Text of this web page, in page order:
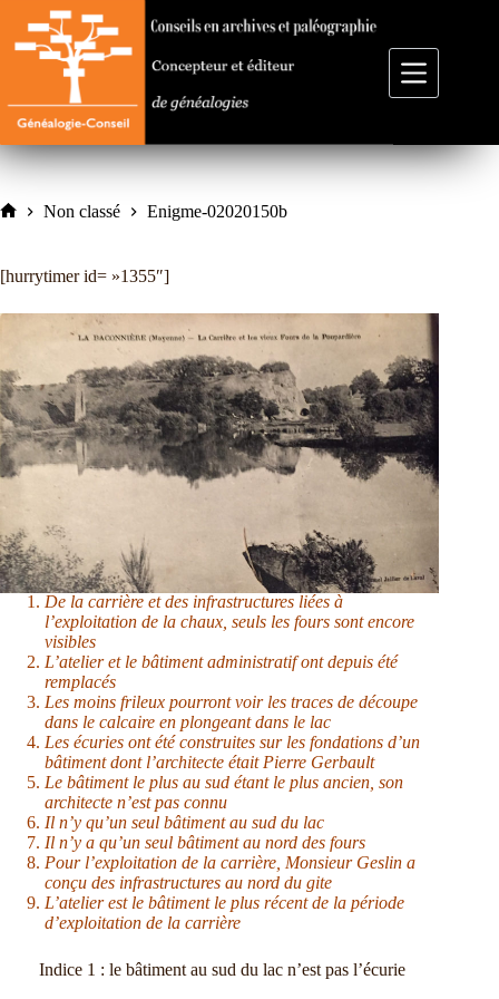
contenu
Non classé Enigme-02020150b
[hurrytimer id= »1355″]
De la carrière et des infrastructures liées à
l’exploitation de la chaux, seuls les fours sont encore
visibles
L’atelier et le bâtiment administratif ont depuis été
remplacés
Les moins frileux pourront voir les traces de découpe
dans le calcaire en plongeant dans le lac
Les écuries ont été construites sur les fondations d’un
bâtiment dont l’architecte était Pierre Gerbault
Le bâtiment le plus au sud étant le plus ancien, son
architecte n’est pas connu
Il n’y qu’un seul bâtiment au sud du lac
Il n’y a qu’un seul bâtiment au nord des fours
Pour l’exploitation de la carrière, Monsieur Geslin a
conçu des infrastructures au nord du gite
L’atelier est le bâtiment le plus récent de la période
d’exploitation de la carrière
Indice 1 : le bâtiment au sud du lac n’est pas l’écurie